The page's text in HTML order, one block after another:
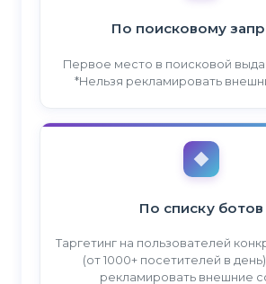
По поисковому
Первое место в поисковой
*Нельзя рекламировать
По списку ботов
Таргетинг на пользователей
(от 1000+ посетителей в
рекламировать внешние